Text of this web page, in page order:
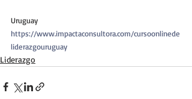
Uruguay
https://www.impactaconsultora.com/cursoonlinede
liderazgouruguay
Liderazgo